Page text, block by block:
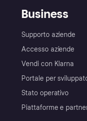
Business
Supporto aziende
Accesso aziende
Vendi con Klarna
Portale per
Stato operativo
Piattaforme e